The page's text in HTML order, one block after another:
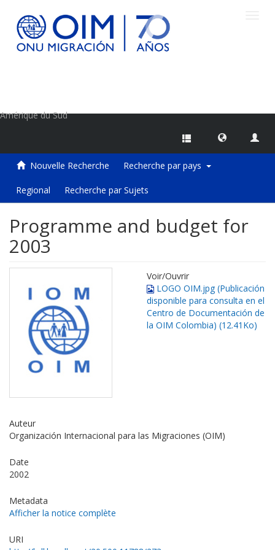
Amérique du Sud
Nouvelle Recherche Recherche par pays
Regional Recherche par Sujets
Programme and budget for
2003
Voir/Ouvrir
LOGO OIM.jpg (Publicación
disponible para consulta en el
Centro de Documentación de
la OIM Colombia) (12.41Ko)
Auteur
Organización Internacional para las Migraciones (OIM)
Date
2002
Metadata
Afficher la notice complète
URI